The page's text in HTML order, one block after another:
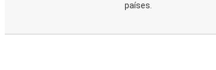
países.